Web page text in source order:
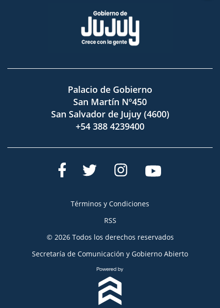
Palacio de Gobierno
San Martín Nº450
San Salvador de Jujuy (4600)
+54 388 4239400
Términos y Condiciones
RSS
© 2026 Todos los derechos reservados
Secretaría de Comunicación y Gobierno Abierto